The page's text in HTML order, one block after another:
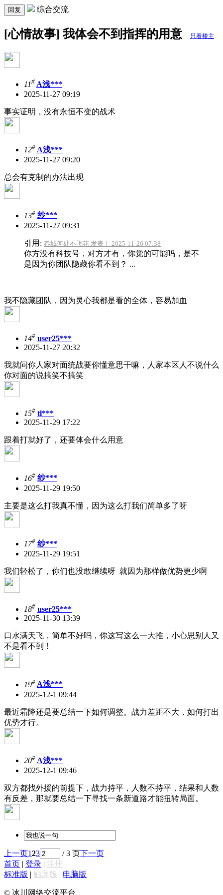
回复 综合交流
[心情故事] 我体会不到指挥的用意 只看楼主
11# A浅***
2025-11-27 09:19
事实证明，没有永恒不变的战术
12# A浅***
2025-11-27 09:20
总会有克制的办法出现
13# 纱***
2025-11-27 09:31
引用: 春城何处不飞花 发表于 2025-11-26 07:38
你方没有科技号，对方才有，你觉的可能吗，是不
是因为你团队隐藏你看不到？ ...
我不隐藏团队，因为灵心我都是看的全体，容易加血
14# user25***
2025-11-27 20:32
我就问你人家对面统战要你懂意思干嘛，人家本区人不说什么
你对面的说搞笑不搞笑
15# tl***
2025-11-29 17:22
跟着打就好了，还要体会什么用意
16# 纱***
2025-11-29 19:50
主要是这么打我真不懂，因为这么打我们简单多了呀
17# 纱***
2025-11-29 19:51
我们轻松了，你们也没敢继续呀 就因为那样做优势更少啊
18# user25***
2025-11-30 13:39
口水满天飞，简单不好吗，你这写这么一大推，小心思别人又
不是看不到！
19# A浅***
2025-12-1 09:44
最近霜降还是要总结一下如何调整。战力差距不大，如何打出
优势才行。
20# A浅***
2025-12-1 09:46
双方都找外援的前提下，战力持平，人数不持平，结果和人数
有反差，那就要总结一下寻找一条新道路才能扭转局面。
上一页123 / 3 页下一页
首页 | 登录 | 注册
标准版 | 触屏版 | 电脑版
© 冰川网络交流平台